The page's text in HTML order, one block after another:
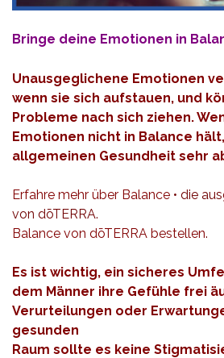
Bringe deine Emotionen in
Unausgeglichene Emotionen
wenn sie sich aufstauen, und
Probleme nach sich ziehen.
Emotionen nicht in Balance
allgemeinen Gesundheit sehr
Erfahre mehr über Balance • die
von dōTERRA.
Balance von dōTERRA bestellen.
Es ist wichtig, ein sicheres
dem Männer ihre Gefühle frei
Verurteilungen oder
gesunden
Raum sollte es keine